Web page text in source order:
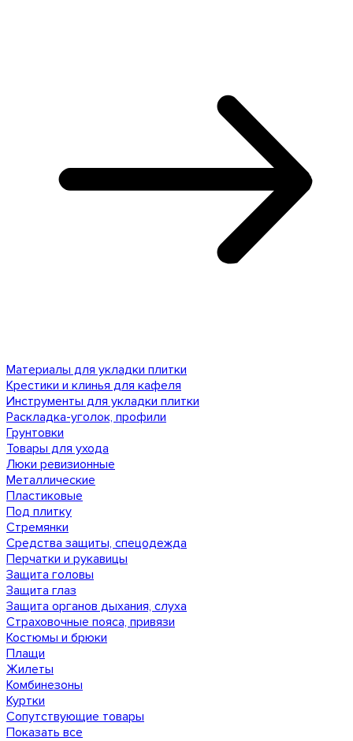
Материалы для укладки плитки
Крестики и клинья для кафеля
Инструменты для укладки плитки
Раскладка-уголок, профили
Грунтовки
Товары для ухода
Люки ревизионные
Металлические
Пластиковые
Под плитку
Стремянки
Средства защиты, спецодежда
Перчатки и рукавицы
Защита головы
Защита глаз
Защита органов дыхания, слуха
Страховочные пояса, привязи
Костюмы и брюки
Плащи
Жилеты
Комбинезоны
Куртки
Сопутствующие товары
Показать все